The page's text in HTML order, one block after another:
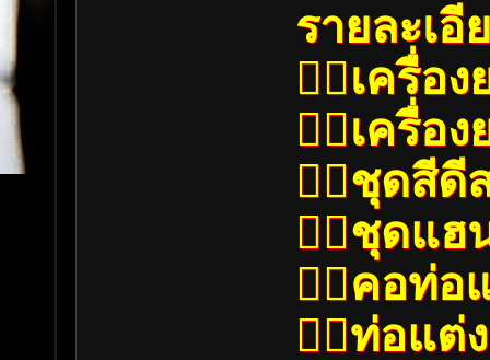
รายละเ
👉🏼เครื่
👉🏼เครื่อ
👉🏼ชุดสี
👉🏼ชุดแ
👉🏼คอท่อ
👉🏼ท่อแ